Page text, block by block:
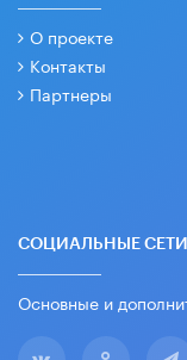
О проекте
Контакты
Партнеры
СОЦИАЛЬНЫЕ СЕТИ
Основные и